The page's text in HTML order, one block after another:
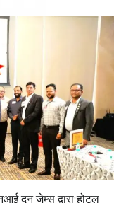
दून जेम्स द्वारा होटल